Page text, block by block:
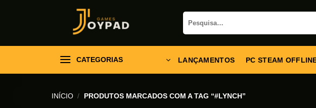
Pesquisar
por:
CATEGORIAS LANÇAMENTOS PC STEAM
INÍCIO / PRODUTOS MARCADOS COM A TAG “#LYNCH”